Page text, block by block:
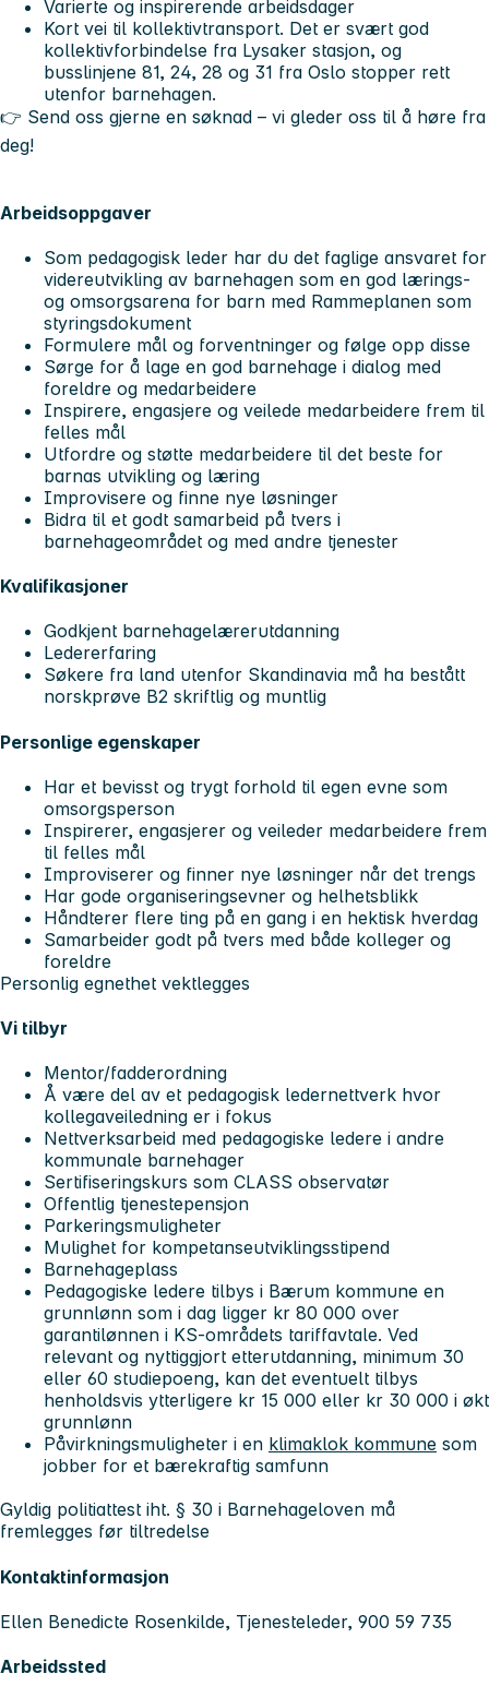
Varierte og inspirerende arbeidsdager
Kort vei til kollektivtransport. Det er svært god
kollektivforbindelse fra Lysaker stasjon, og
busslinjene 81, 24, 28 og 31 fra Oslo stopper rett
utenfor barnehagen.
👉 Send oss gjerne en søknad – vi gleder oss til å høre fra
deg!
Arbeidsoppgaver
Som pedagogisk leder har du det faglige ansvaret for
videreutvikling av barnehagen som en god lærings-
og omsorgsarena for barn med Rammeplanen som
styringsdokument
Formulere mål og forventninger og følge opp disse
Sørge for å lage en god barnehage i dialog med
foreldre og medarbeidere
Inspirere, engasjere og veilede medarbeidere frem til
felles mål
Utfordre og støtte medarbeidere til det beste for
barnas utvikling og læring
Improvisere og finne nye løsninger
Bidra til et godt samarbeid på tvers i
barnehageområdet og med andre tjenester
Kvalifikasjoner
Godkjent barnehagelærerutdanning
Ledererfaring
Søkere fra land utenfor Skandinavia må ha bestått
norskprøve B2 skriftlig og muntlig
Personlige egenskaper
Har et bevisst og trygt forhold til egen evne som
omsorgsperson
Inspirerer, engasjerer og veileder medarbeidere frem
til felles mål
Improviserer og finner nye løsninger når det trengs
Har gode organiseringsevner og helhetsblikk
Håndterer flere ting på en gang i en hektisk hverdag
Samarbeider godt på tvers med både kolleger og
foreldre
Personlig egnethet vektlegges
Vi tilbyr
Mentor/fadderordning
Å være del av et pedagogisk ledernettverk hvor
kollegaveiledning er i fokus
Nettverksarbeid med pedagogiske ledere i andre
kommunale barnehager
Sertifiseringskurs som CLASS observatør
Offentlig tjenestepensjon
Parkeringsmuligheter
Mulighet for kompetanseutviklingsstipend
Barnehageplass
Pedagogiske ledere tilbys i Bærum kommune en
grunnlønn som i dag ligger kr 80 000 over
garantilønnen i KS-områdets tariffavtale. Ved
relevant og nyttiggjort etterutdanning, minimum 30
eller 60 studiepoeng, kan det eventuelt tilbys
henholdsvis ytterligere kr 15 000 eller kr 30 000 i økt
grunnlønn
Påvirkningsmuligheter i en klimaklok kommune som
jobber for et bærekraftig samfunn
Gyldig politiattest iht. § 30 i Barnehageloven må
fremlegges før tiltredelse
Kontaktinformasjon
Ellen Benedicte Rosenkilde, Tjenesteleder, 900 59 735
Arbeidssted